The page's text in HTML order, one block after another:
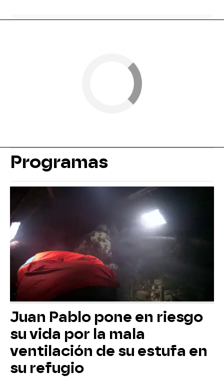
Programas
Juan Pablo pone en riesgo
su vida por la mala
ventilación de su estufa en
su refugio